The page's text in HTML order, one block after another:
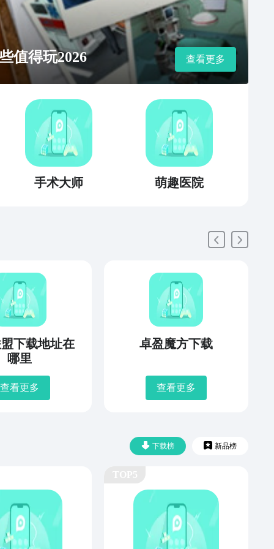
值得玩2026 查看更多
手术大师 萌趣医院
下载地址在
哪里
查看更多
卓盈魔方下载
查看更多
下载榜 新品榜